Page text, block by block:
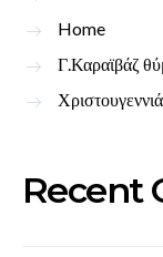
Home
Γ.Καραϊβάζ
Recent